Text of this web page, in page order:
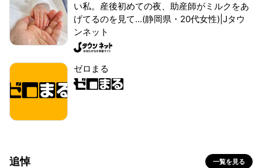
い私。産後初めての夜、助産師がミルクをあ
げてるのを見て...(静岡県・20代女性)|Jタウ
ンネット
ゼロまる
追悼 一覧を見る